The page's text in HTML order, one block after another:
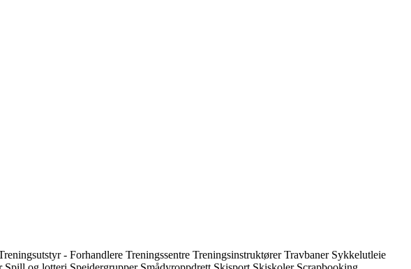
- Forhandlere Treningssentre TreningsinstruktørerTravbaner Sykkelutleie